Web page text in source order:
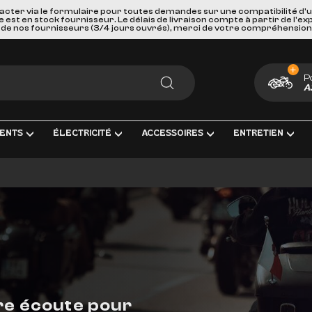
via le formulaire pour toutes demandes sur une compatibilité
en stock fournisseur. Le délais de livraison compte à partir de
de nos fournisseurs (3/4 jours ouvrés), merci de votre compréhension
RECHERCHER
COMPLÈTE
INTERMÉDIAIRES ET EMBOUTS
& ACCESSOIRES
ÉLECTRICITÉ
ET MESURE
DE BATTERIE
D'ALLUMAGE
ACCESSOIRES
BAGAGERIE
PORTES BAGAGES, FIXATIONS ET ACCESSOIRES
SÉCURITÉ ET DE TRANSPORTS
ACCESSOIRES DIVERS
PAREBRISES ET CARENAGES
ENTRETIEN
HUILES, PRODUIT CHIMIQUES ET
KITS ENTRETIEN
BOUGIES D'ALLUMAGE
GOODIES
CARTES CADEAUX
écoute pour